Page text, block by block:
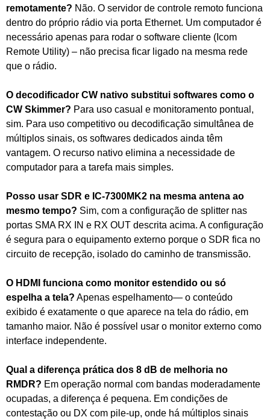
remotamente? Não. O servidor de controle remoto funciona
dentro do próprio rádio via porta Ethernet. Um computador é
necessário apenas para rodar o software cliente (Icom
Remote Utility) – não precisa ficar ligado na mesma rede
que o rádio.
O decodificador CW nativo substitui softwares como o
CW Skimmer? Para uso casual e monitoramento pontual,
sim. Para uso competitivo ou decodificação simultânea de
múltiplos sinais, os softwares dedicados ainda têm
vantagem. O recurso nativo elimina a necessidade de
computador para a tarefa mais simples.
Posso usar SDR e IC-7300MK2 na mesma antena ao
mesmo tempo? Sim, com a configuração de splitter nas
portas SMA RX IN e RX OUT descrita acima. A configuração
é segura para o equipamento externo porque o SDR fica no
circuito de recepção, isolado do caminho de transmissão.
O HDMI funciona como monitor estendido ou só
espelha a tela? Apenas espelhamento— o conteúdo
exibido é exatamente o que aparece na tela do rádio, em
tamanho maior. Não é possível usar o monitor externo como
interface independente.
Qual a diferença prática dos 8 dB de melhoria no
RMDR? Em operação normal com bandas moderadamente
ocupadas, a diferença é pequena. Em condições de
contestação ou DX com pile-up, onde há múltiplos sinais